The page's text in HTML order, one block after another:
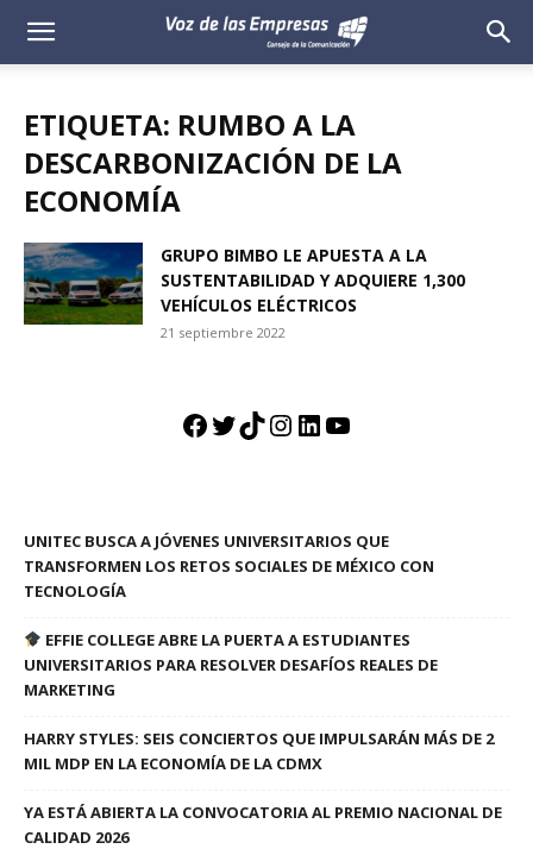
Voz
Empresas
ETIQUETA: RUMBO A LA
DESCARBONIZACIÓN DE LA
ECONOMÍA
GRUPO BIMBO LE APUESTA A LA
SUSTENTABILIDAD Y ADQUIERE 1,300
VEHÍCULOS ELÉCTRICOS
21 septiembre 2022
Facebook
Twitter
TikTok
Instagram
LinkedIn
YouTube
UNITEC BUSCA A JÓVENES UNIVERSITARIOS QUE
TRANSFORMEN LOS RETOS SOCIALES DE MÉXICO CON
TECNOLOGÍA
EFFIE COLLEGE ABRE LA PUERTA A ESTUDIANTES
UNIVERSITARIOS PARA RESOLVER DESAFÍOS REALES DE
MARKETING
HARRY STYLES: SEIS CONCIERTOS QUE IMPULSARÁN MÁS DE 2
MIL MDP EN LA ECONOMÍA DE LA CDMX
YA ESTÁ ABIERTA LA CONVOCATORIA AL PREMIO NACIONAL DE
CALIDAD 2026